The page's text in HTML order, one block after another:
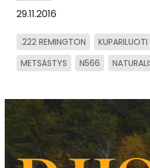
29.11.2016
.222 REMINGTON KUPARILUOTI
METSÄSTYS
N566